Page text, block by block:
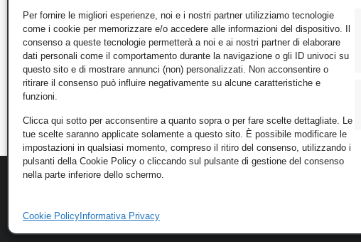
Per fornire le migliori esperienze, noi e i nostri partner utilizziamo tecnologie
come i cookie per memorizzare e/o accedere alle informazioni del dispositivo. Il
consenso a queste tecnologie permetterà a noi e ai nostri partner di elaborare
dati personali come il comportamento durante la navigazione o gli ID univoci su
questo sito e di mostrare annunci (non) personalizzati. Non acconsentire o
ritirare il consenso può influire negativamente su alcune caratteristiche e
funzioni.
Clicca qui sotto per acconsentire a quanto sopra o per fare scelte dettagliate. Le
tue scelte saranno applicate solamente a questo sito. È possibile modificare le
impostazioni in qualsiasi momento, compreso il ritiro del consenso, utilizzando i
pulsanti della Cookie Policy o cliccando sul pulsante di gestione del consenso
nella parte inferiore dello schermo.
Cookie Policy Informativa Privacy